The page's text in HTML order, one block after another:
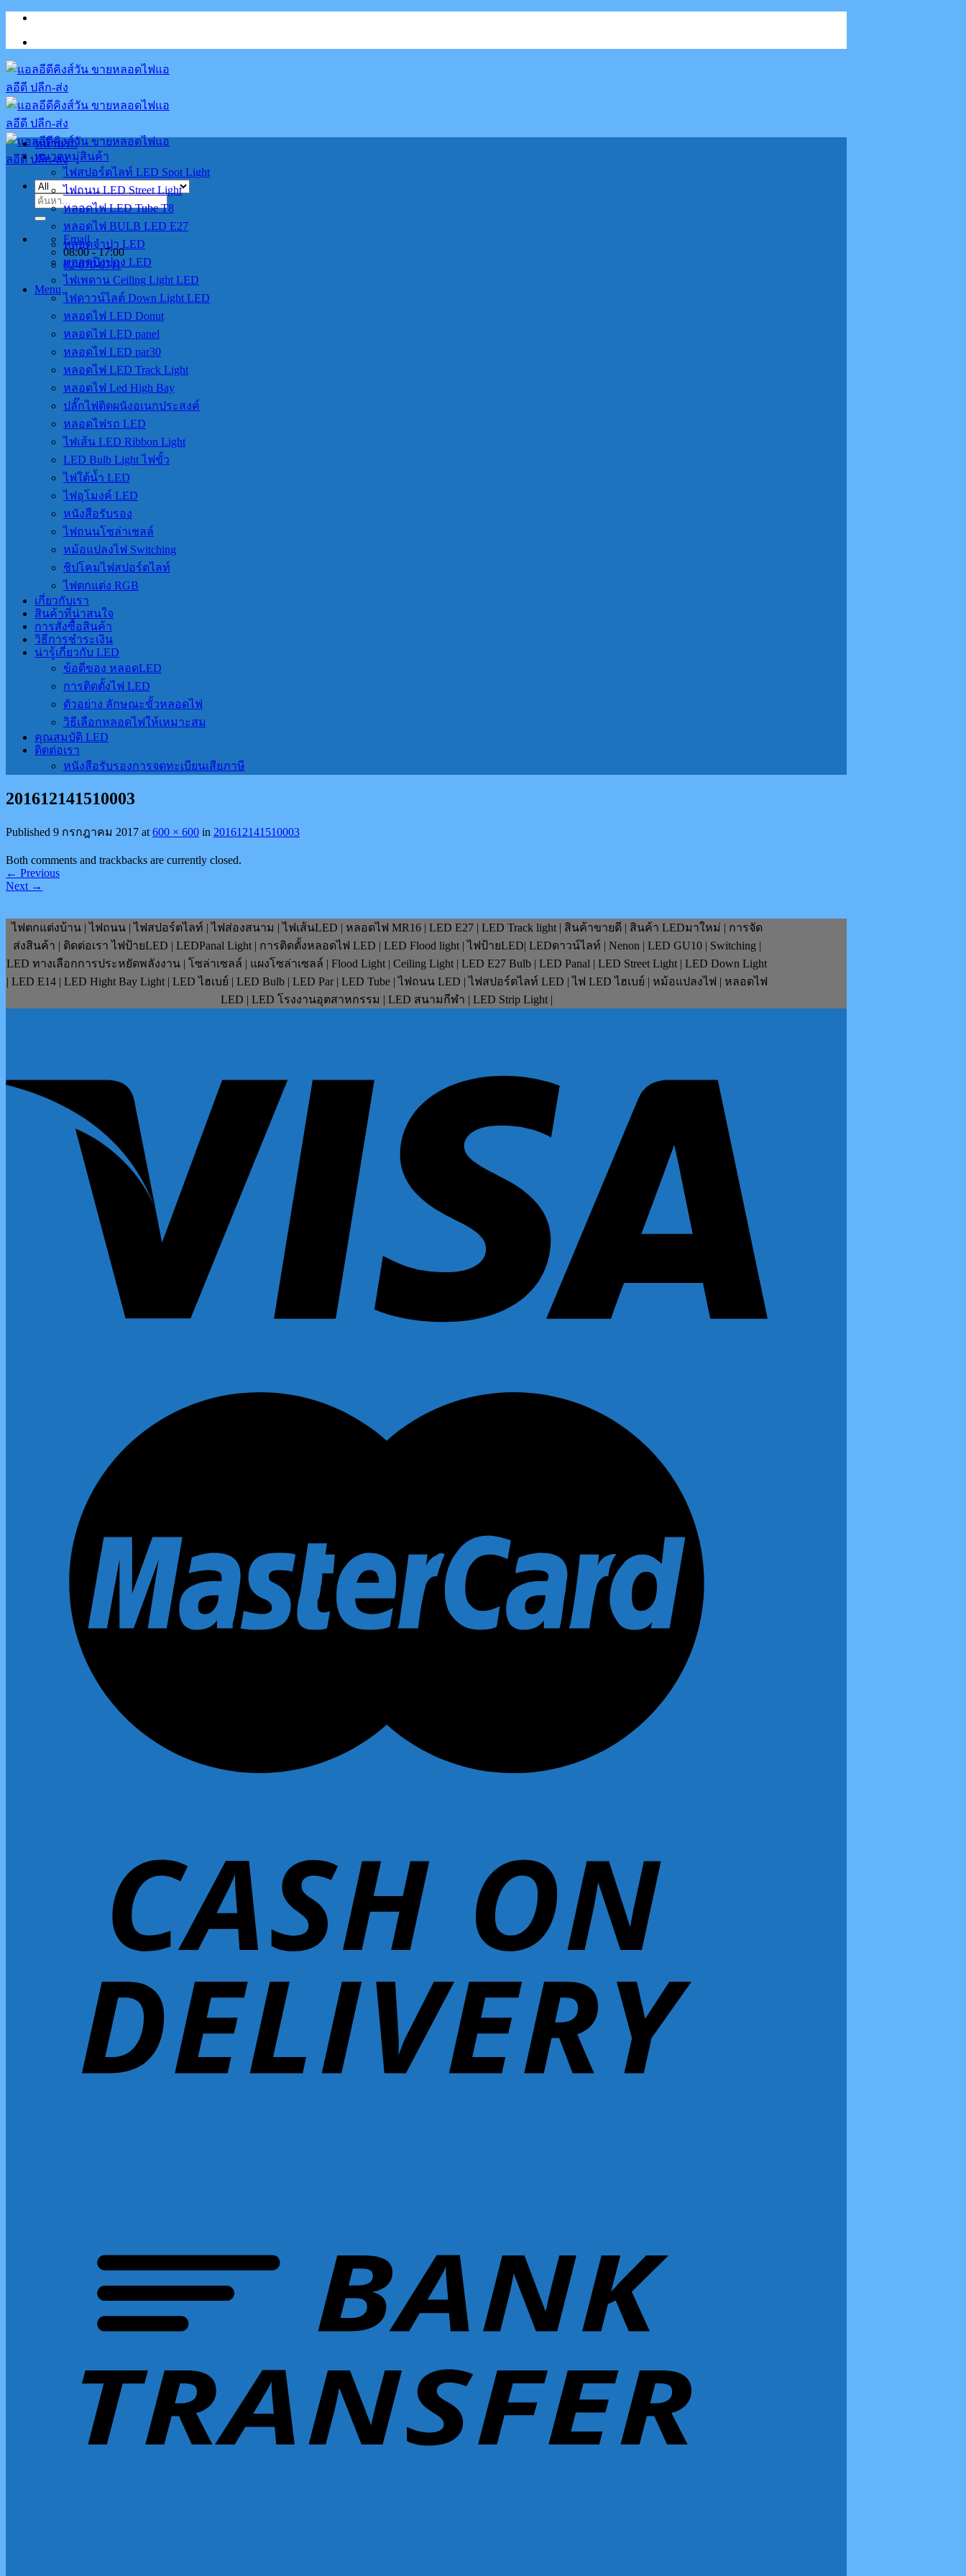
Skip
content
ค้นหา:
Email
08:00 - 17:00
02-070-0711
Menu
หน้าแรก
หมวดหมู่สินค้า
ไฟสปอร์ตไลท์ LED Spot Light
ไฟถนน LED Street Light
หลอดไฟ LED Tube T8
หลอดไฟ BULB LED E27
หลอดจำปา LED
หลอดปิงปอง LED
ไฟเพดาน Ceiling Light LED
ไฟดาวน์ไลต์ Down Light LED
หลอดไฟ LED Donut
หลอดไฟ LED panel
หลอดไฟ LED par30
หลอดไฟ LED Track Light
หลอดไฟ Led High Bay
ปลั๊กไฟติดผนังอเนกประสงค์
หลอดไฟรถ LED
ไฟเส้น LED Ribbon Light
LED Bulb Light ไฟขั้ว
ไฟใต้น้ำ LED
ไฟอุโมงค์ LED
หนังสือรับรอง
ไฟถนนโซล่าเชลล์
หม้อแปลงไฟ Switching
ชิปโคมไฟสปอร์ตไลท์
ไฟตกแต่ง RGB
เกี่ยวกับเรา
สินค้าที่น่าสนใจ
การสั่งซื้อสินค้า
วิธีการชำระเงิน
น่ารู้เกี่ยวกับ LED
ข้อดีของ หลอดLED
การติดตั้งไฟ LED
ตัวอย่าง ลักษณะขั้วหลอดไฟ
วิธีเลือกหลอดไฟให้เหมาะสม
คุณสมบัติ LED
ติดต่อเรา
หนังสือรับรองการจดทะเบียนเสียภาษี
201612141510003
Published 9 กรกฎาคม 2017 at 600 × 600 in 201612141510003
Both comments and trackbacks are currently closed.
← Previous
Next →
ไฟตกแต่งบ้าน | ไฟถนน | ไฟสปอร์ตไลท์ | ไฟส่องสนาม | ไฟเส้นLED | หลอดไฟ MR16 | LED E27 | LED Track light | สินค้าขายดี | สินค้า LEDมาใหม่ | การจัด
ส่งสินค้า | ติดต่อเรา ไฟป้ายLED | LEDPanal Light | การติดตั้งหลอดไฟ LED | LED Flood light | ไฟป้ายLED| LEDดาวน์ไลท์ | Nenon | LED GU10 | Switching |
LED ทางเลือกการประหยัดพลังงาน | โซล่าเซลล์ | แผงโซล่าเซลล์ | Flood Light | Ceiling Light | LED E27 Bulb | LED Panal | LED Street Light | LED Down Light
| LED E14 | LED Hight Bay Light | LED ไฮเบย์ | LED Bulb | LED Par | LED Tube | ไฟถนน LED | ไฟสปอร์ตไลท์ LED | ไฟ LED ไฮเบย์ | หม้อแปลงไฟ | หลอดไฟ
LED | LED โรงงานอุตสาหกรรม | LED สนามกีฬา | LED Strip Light |